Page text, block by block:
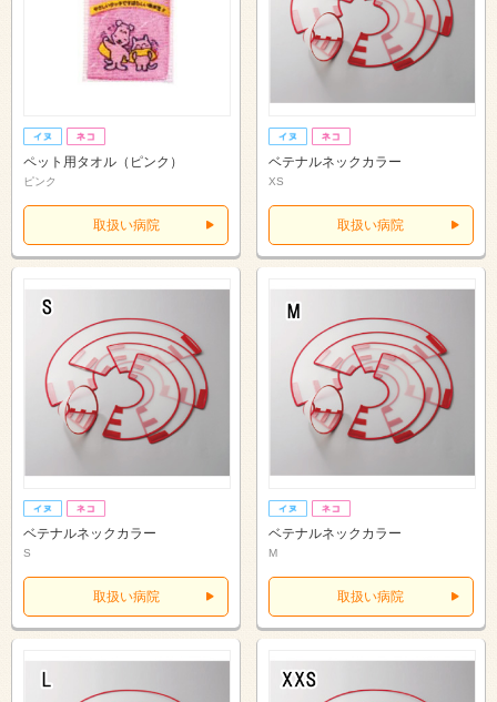
ペット用タオル（ピンク）
ピンク
取扱い病院
ベテナルネックカラー
XS
取扱い病院
ベテナルネックカラー
S
取扱い病院
ベテナルネックカラー
M
取扱い病院